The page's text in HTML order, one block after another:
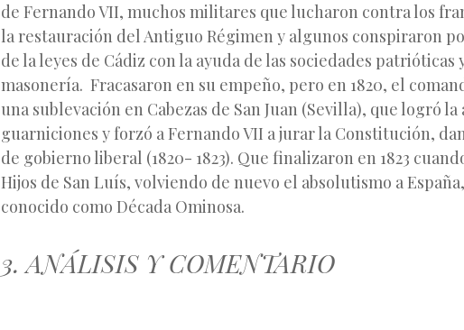
de Fernando VII, muchos militares que lucharon contra los
la restauración del Antiguo Régimen y algunos conspiraron
de la leyes de Cádiz con la ayuda de las sociedades patrióticas
masonería. Fracasaron en su empeño, pero en 1820, el
una sublevación en Cabezas de San Juan (Sevilla), que logró
guarniciones y forzó a Fernando VII a jurar la Constitución,
de gobierno liberal (1820- 1823). Que finalizaron en 1823
Hijos de San Luís, volviendo de nuevo el absolutismo a
conocido como Década Ominosa.
3. ANÁLISIS Y COMENTARIO